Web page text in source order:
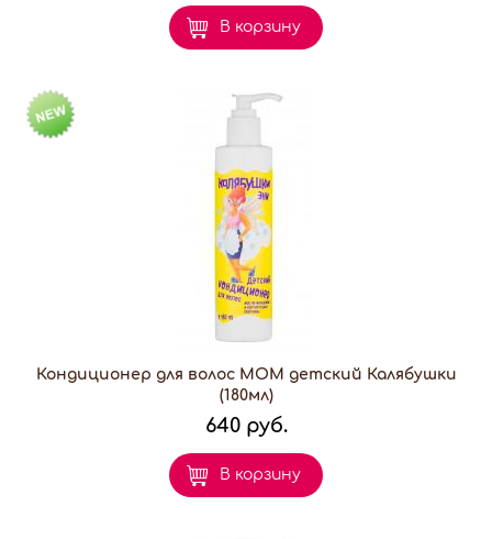
В корзину
Кондиционер для волос МОМ детский Калябушки
(180мл)
640 руб.
В корзину